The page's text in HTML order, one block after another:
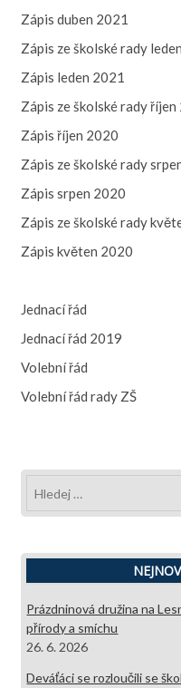
Zápis duben 2021
Zápis ze školské rady
Zápis leden 2021
Zápis ze školské rady říjen
Zápis říjen 2020
Zápis ze školské rady
Zápis srpen 2020
Zápis ze školské rady
Zápis květen 2020
Jednací řád
Jednací řád 2019
Volební řád
Volební řád rady ZŠ
Prázdninová družina na
přírody a smíchu
26. 6. 2026
Deváťáci se rozloučili se